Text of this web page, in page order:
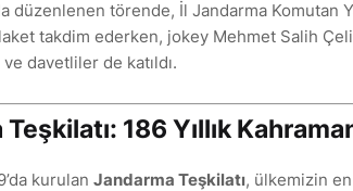
düzenlenen törende, İl Jandarma Komutan
takdim ederken, jokey Mehmet Salih
davetliler de katıldı.
186 Yıllık
kurulan Jandarma Teşkilatı, ülkemizin